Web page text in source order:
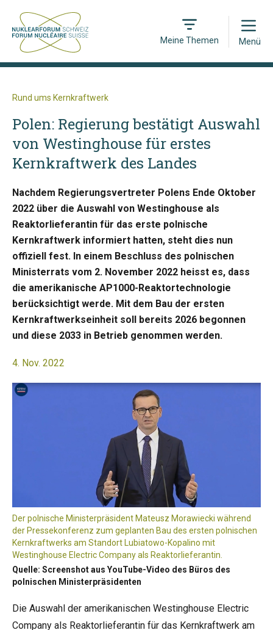
Meine Themen
Open
Menü
Rund ums Kernkraftwerk
Polen: Regierung bestätigt Auswahl
von Westinghouse für erstes
Kernkraftwerk des Landes
Nachdem Regierungsvertreter Polens Ende Oktober
2022 über die Auswahl von Westinghouse als
Reaktorlieferantin für das erste polnische
Kernkraftwerk informiert hatten, steht dies nun
offiziell fest. In einem Beschluss des polnischen
Ministerrats vom 2. November 2022 heisst es, dass
die amerikanische AP1000-Reaktortechnologie
berücksichtigt werde. Mit dem Bau der ersten
Kernkraftwerkseinheit soll bereits 2026 begonnen
und diese 2033 in Betrieb genommen werden.
4. Nov. 2022
Der polnische Ministerpräsident Mateusz Morawiecki während
der Pressekonferenz zum geplanten Bau des ersten polnischen
Kernkraftwerks am Standort Lubiatowo-Kopalino mit
Westinghouse Electric Company als Reaktorlieferantin.
Quelle: Screenshot aus YouTube-Video des Büros des
polnischen Ministerpräsidenten
Die Auswahl der amerikanischen Westinghouse Electric
Company als Reaktorlieferantin für das Kernkraftwerk am